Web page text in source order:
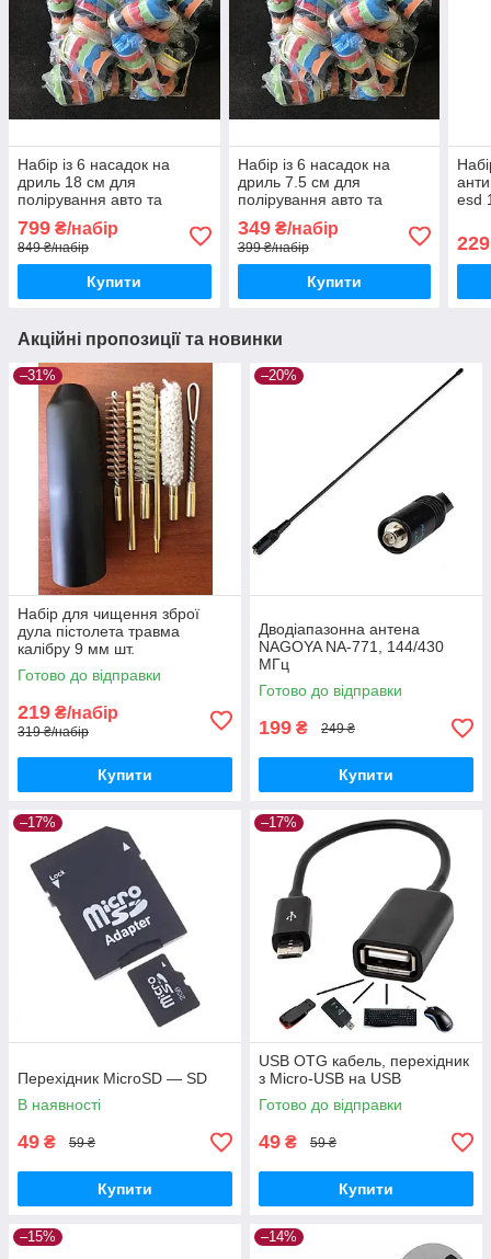
Набір із 6 насадок на
дриль 18 см для
полірування авто та
шліфувальний диск
799 ₴/набір
849 ₴/набір
Купити
Набір із 6 насадок на
дриль 7.5 см для
полірування авто та
шліфувальний диск
349₴/набір
399 ₴/набір
Купити
esd
229
Акційні пропозиції та новинки
–31%
Набір для чищення зброї
дула пістолета травма
калібру 9 мм шт.
Готово до відправки
219 ₴/набір
319 ₴/набір
Купити
–20%
Дводіапазонна антена
NAGOYA NA-771, 144/430
МГц
Готово до відправки
199 ₴ 249 ₴
Купити
–17%
Перехідник MicroSD — SD
В наявності
49 ₴ 59 ₴
Купити
–17%
USB OTG кабель, перехідник
з Micro-USB на USB
Готово до відправки
49 ₴ 59 ₴
Купити
–15% –14%